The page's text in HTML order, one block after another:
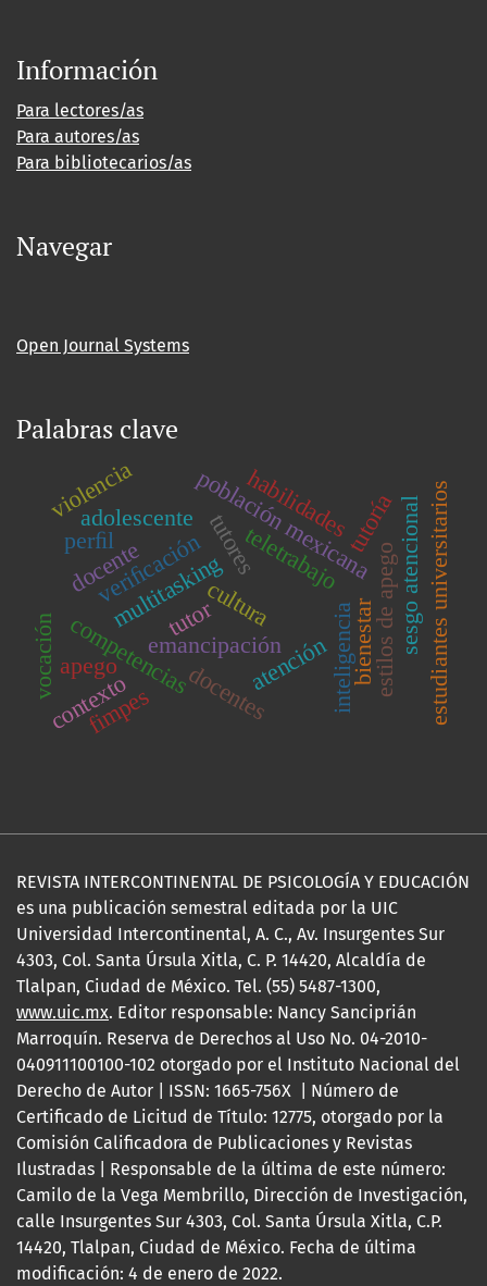
Información
Para lectores/as
Para autores/as
Para bibliotecarios/as
Navegar
Open Journal Systems
Palabras clave
multitasking
atención
emancipación
veriﬁcación
inteligencia
competencias
tutores
docentes
teletrabajo
apego
cultura
población mexicana
estilos de apego
docente
vocación
adolescente
tutor
tutoría
habilidades
contexto
perﬁl sesgo atencionalestudiantes universitarios
bienestar
violencia
fimpes
REVISTA INTERCONTINENTAL DE PSICOLOGÍA Y EDUCACIÓN
es una publicación semestral editada por la UIC
Universidad Intercontinental, A. C., Av. Insurgentes Sur
4303, Col. Santa Úrsula Xitla, C. P. 14420, Alcaldía de
Tlalpan, Ciudad de México. Tel. (55) 5487-1300,
www.uic.mx. Editor responsable: Nancy Sanciprián
Marroquín. Reserva de Derechos al Uso No. 04-2010-
040911100100-102 otorgado por el Instituto Nacional del
Derecho de Autor | ISSN: 1665-756X | Número de
Certificado de Licitud de Título: 12775, otorgado por la
Comisión Calificadora de Publicaciones y Revistas
Ilustradas | Responsable de la última de este número:
Camilo de la Vega Membrillo, Dirección de Investigación,
calle Insurgentes Sur 4303, Col. Santa Úrsula Xitla, C.P.
14420, Tlalpan, Ciudad de México. Fecha de última
modificación: 4 de enero de 2022.